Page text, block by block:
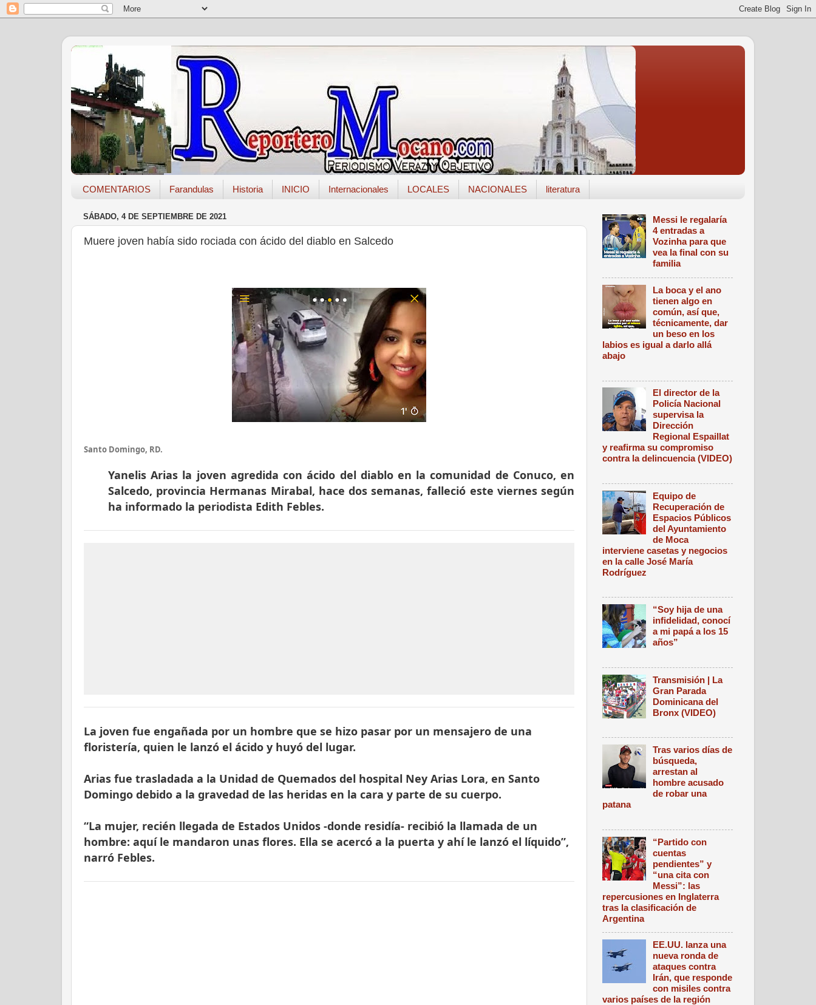
COMENTARIOS Farandulas Historia INICIO Internacionales LOCALES NACIONALES literatura
SÁBADO, 4 DE SEPTIEMBRE DE 2021
Muere joven había sido rociada con ácido del diablo en Salcedo
Santo Domingo, RD.
Yanelis Arias la joven agredida con ácido del diablo en la comunidad de Conuco, en
Salcedo, provincia Hermanas Mirabal, hace dos semanas, falleció este viernes según
ha informado la periodista Edith Febles.
La joven fue engañada por un hombre que se hizo pasar por un mensajero de una
floristería, quien le lanzó el ácido y huyó del lugar.
Arias fue trasladada a la Unidad de Quemados del hospital Ney Arias Lora, en Santo
Domingo debido a la gravedad de las heridas en la cara y parte de su cuerpo.
“La mujer, recién llegada de Estados Unidos -donde residía- recibió la llamada de un
hombre: aquí le mandaron unas flores. Ella se acercó a la puerta y ahí le lanzó el líquido”,
narró Febles.
Messi le regalaría
4 entradas a
Vozinha para que
vea la final con su
familia
La boca y el ano
tienen algo en
común, así que,
técnicamente, dar
un beso en los
labios es igual a darlo allá
abajo
El director de la
Policía Nacional
supervisa la
Dirección
Regional Espaillat
y reafirma su compromiso
contra la delincuencia (VIDEO)
Equipo de
Recuperación de
Espacios Públicos
del Ayuntamiento
de Moca
interviene casetas y negocios
en la calle José María
Rodríguez
“Soy hija de una
infidelidad, conocí
a mi papá a los 15
años”
Transmisión | La
Gran Parada
Dominicana del
Bronx (VIDEO)
Tras varios días de
búsqueda,
arrestan al
hombre acusado
de robar una
patana
“Partido con
cuentas
pendientes” y
“una cita con
Messi”: las
repercusiones en Inglaterra
tras la clasificación de
Argentina
EE.UU. lanza una
nueva ronda de
ataques contra
Irán, que responde
con misiles contra
varios países de la región